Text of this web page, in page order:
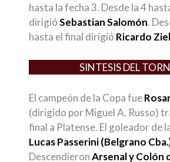
hasta la fecha 3. Desde la 4
dirigióSebastian Salomón.
hasta el final dirigió Ricardo
SINTESIS DEL
El campeón de la Copa fue
(dirigido por Miguel A. Russo)
final a Platense. El goleador de
Lucas Passerini (Belgrano
DescendieronArsenal y Colón